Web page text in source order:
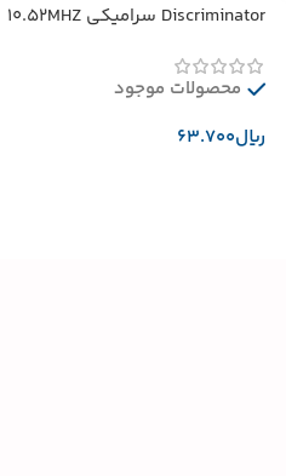
Discriminator سرامیکی 10.52MHZ
محصولات موجود
﷼